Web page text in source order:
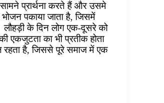
प्रार्थना करते हैं और उसमे
पकाया जाता है, जिसमें
के दिन लोग एक-दूसरे को
एकजुटता का भी प्रतीक होता
रहता है, जिससे पूरे समाज में एक